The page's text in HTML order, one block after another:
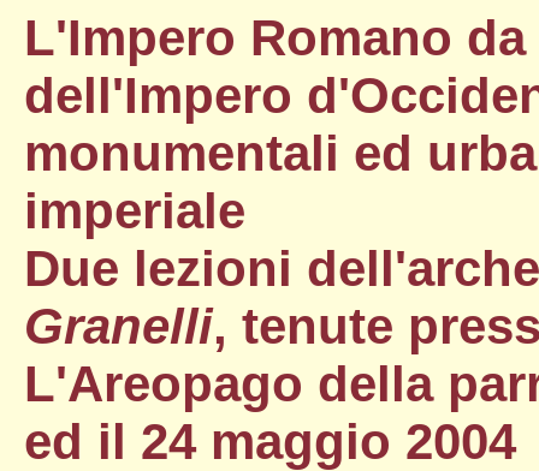
L'Impero Romano
dell'Impero
monumentali ed
imperiale
Due lezioni
Granelli, tenute
L'Areopago della
ed il 24 maggio 2004